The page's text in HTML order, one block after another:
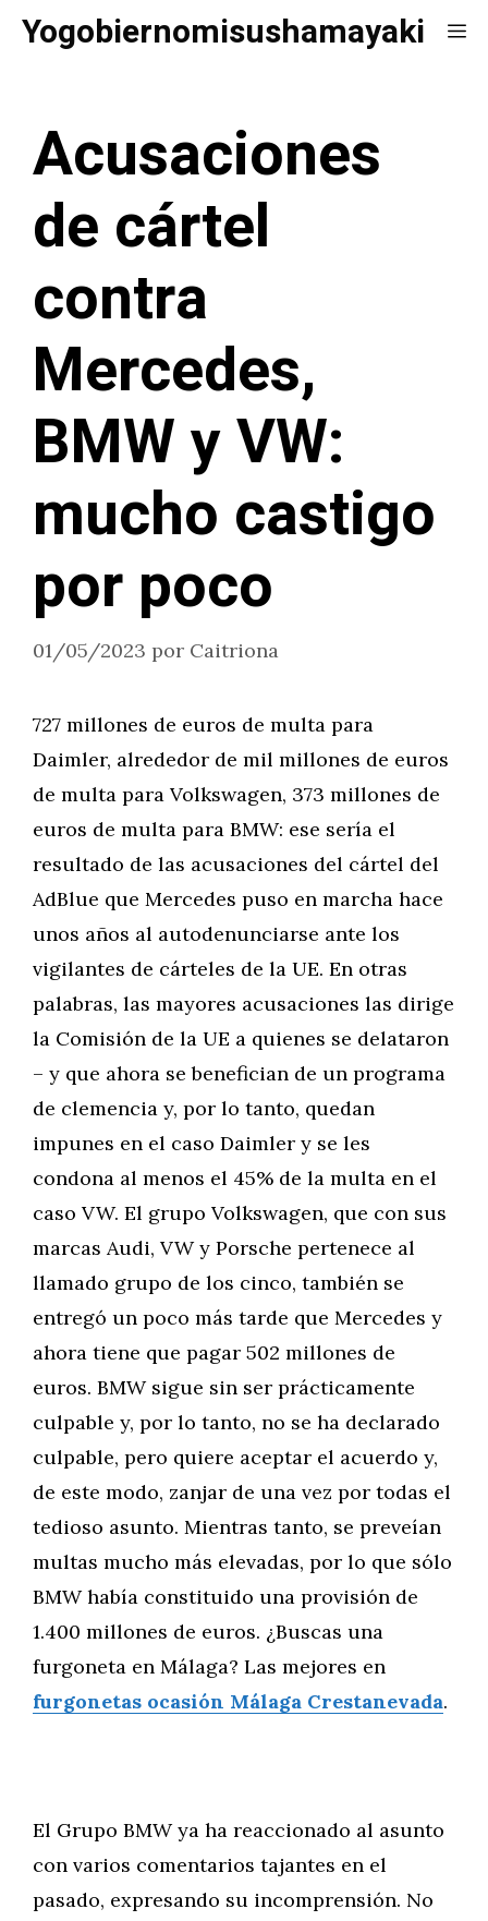
SaltarYogobiernomisushamayaki
Acusaciones
de cártel
contra
Mercedes,
BMW y VW:
mucho castigo
por poco
01/05/2023 por Caitriona
727 millones de euros de multa para
Daimler, alrededor de mil millones de euros
de multa para Volkswagen, 373 millones de
euros de multa para BMW: ese sería el
resultado de las acusaciones del cártel del
AdBlue que Mercedes puso en marcha hace
unos años al autodenunciarse ante los
vigilantes de cárteles de la UE. En otras
palabras, las mayores acusaciones las dirige
la Comisión de la UE a quienes se delataron
– y que ahora se benefician de un programa
de clemencia y, por lo tanto, quedan
impunes en el caso Daimler y se les
condona al menos el 45% de la multa en el
caso VW. El grupo Volkswagen, que con sus
marcas Audi, VW y Porsche pertenece al
llamado grupo de los cinco, también se
entregó un poco más tarde que Mercedes y
ahora tiene que pagar 502 millones de
euros. BMW sigue sin ser prácticamente
culpable y, por lo tanto, no se ha declarado
culpable, pero quiere aceptar el acuerdo y,
de este modo, zanjar de una vez por todas el
tedioso asunto. Mientras tanto, se preveían
multas mucho más elevadas, por lo que sólo
BMW había constituido una provisión de
1.400 millones de euros. ¿Buscas una
furgoneta en Málaga? Las mejores en
furgonetas ocasión Málaga Crestanevada.
El Grupo BMW ya ha reaccionado al asunto
con varios comentarios tajantes en el
pasado, expresando su incomprensión. No